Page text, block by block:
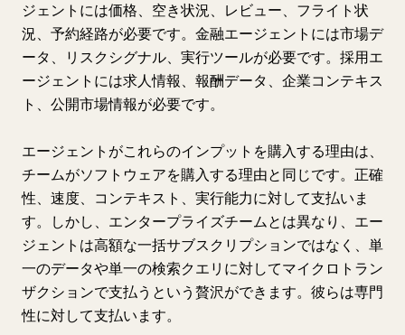
ジェントには価格、空き状況、レビュー、フライト状
況、予約経路が必要です。金融エージェントには市場デ
ータ、リスクシグナル、実行ツールが必要です。採用エ
ージェントには求人情報、報酬データ、企業コンテキス
ト、公開市場情報が必要です。
エージェントがこれらのインプットを購入する理由は、
チームがソフトウェアを購入する理由と同じです。正確
性、速度、コンテキスト、実行能力に対して支払いま
す。しかし、エンタープライズチームとは異なり、エー
ジェントは高額な一括サブスクリプションではなく、単
一のデータや単一の検索クエリに対してマイクロトラン
ザクションで支払うという贅沢ができます。彼らは専門
性に対して支払います。